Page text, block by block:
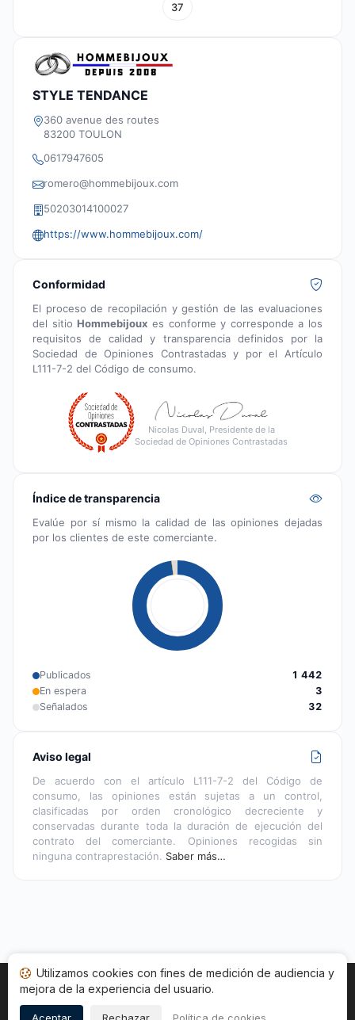
37
STYLE TENDANCE
360 avenue des routes
83200 TOULON
0617947605
romero@hommebijoux.com
50203014100027
https://www.hommebijoux.com/
Conformidad
El proceso de recopilación y gestión de las evaluaciones
del sitioHommebijoux es conforme y corresponde a los
requisitos de calidad y transparencia definidos por la
Sociedad de Opiniones Contrastadas y por el Artículo
L111-7-2 del Código de consumo.
Nicolas Duval, Presidente de la
Sociedad de Opiniones Contrastadas
Índice de transparencia
Evalúe por sí mismo la calidad de las opiniones dejadas
por los clientes de este comerciante.
Publicados
1 442
En espera
3
Señalados
32
Aviso legal
De acuerdo con el artículo L111-7-2 del Código de
consumo, las opiniones están sujetas a un control,
clasificadas por orden cronológico decreciente y
conservadas durante toda la duración de ejecución del
contrato del comerciante. Opiniones recogidas sin
ninguna contraprestación. Saber más…
Inicio Estado opiniones Categorías
Utilizamos cookies con fines de medición de audiencia y
mejora de la experiencia del usuario.